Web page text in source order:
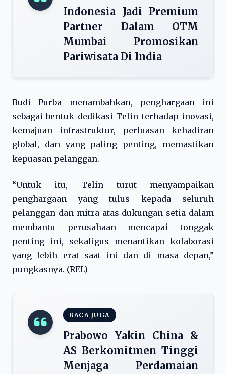
Indonesia Jadi Premium
Partner Dalam OTM
Mumbai Promosikan
Pariwisata Di India
Budi Purba menambahkan, penghargaan ini
sebagai bentuk dedikasi Telin terhadap inovasi,
kemajuan infrastruktur, perluasan kehadiran
global, dan yang paling penting, memastikan
kepuasan pelanggan.
“Untuk itu, Telin turut menyampaikan
penghargaan yang tulus kepada seluruh
pelanggan dan mitra atas dukungan setia dalam
membantu perusahaan mencapai tonggak
penting ini, sekaligus menantikan kolaborasi
yang lebih erat saat ini dan di masa depan,”
pungkasnya. (REL)
BACA JUGA
Prabowo Yakin China &
AS Berkomitmen Tinggi
Menjaga Perdamaian